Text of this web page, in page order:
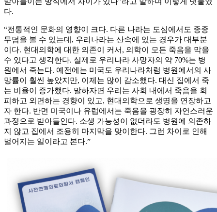
다.
“전통적인 문화의 영향이 크다. 다른 나라는 도심에서도 종종
무덤을 볼 수 있는데, 우리나라는 산속에 있는 경우가 대부분
이다. 현대의학에 대한 의존이 커서, 의학이 모든 죽음을 막을
수 있다고 생각한다. 실제로 우리나라 사망자의 약 70%는 병
원에서 죽는다. 예전에는 미국도 우리나라처럼 병원에서의 사
망률이 훨씬 높았지만, 이제는 많이 감소했다. 대신 집에서 죽
는 비율이 증가했다. 말하자면 우리는 사회 내에서 죽음을 회
피하고 외면하는 경향이 있고, 현대의학으로 생명을 연장하고
자 한다. 반면 미국이나 유럽에서는 죽음을 굉장히 자연스러운
과정으로 받아들인다. 소생 가능성이 없더라도 병원에 의존하
지 않고 집에서 조용히 마지막을 맞이한다. 그런 차이로 인해
벌어지는 일이라고 본다.”